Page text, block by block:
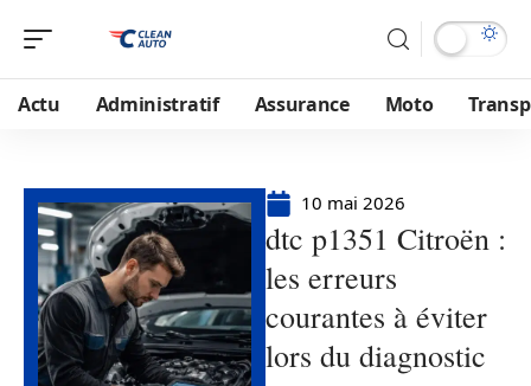
Actu Administratif Assurance Moto
10 mai 2026
dtc p1351 Citroën :
les erreurs
courantes à éviter
lors du diagnostic